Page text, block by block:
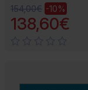
154,00€ -10%
138,60€